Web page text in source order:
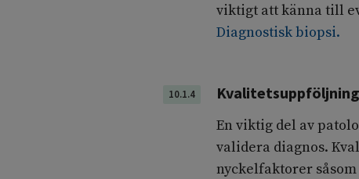
viktigt att känna till
Diagnostisk biopsi.
10.1.4 Kvalitetsuppföljning
En viktig del av
validera diagnos.
nyckelfaktorer